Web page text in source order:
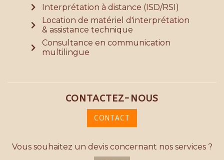
Interprétation à distance (ISD/RSI)
Location de matériel d'interprétation
& assistance technique
Consultance en communication
multilingue
CONTACTEZ-NOUS
CONTACT
Vous souhaitez un devis concernant nos services ?